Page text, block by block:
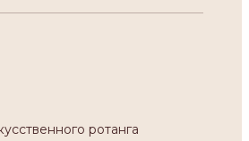
ротанга